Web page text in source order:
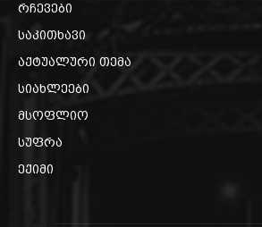
რჩევები
საკითხავი
აქტუალური თემა
სიახლეები
მსოფლიო
სუფრა
ექიმი